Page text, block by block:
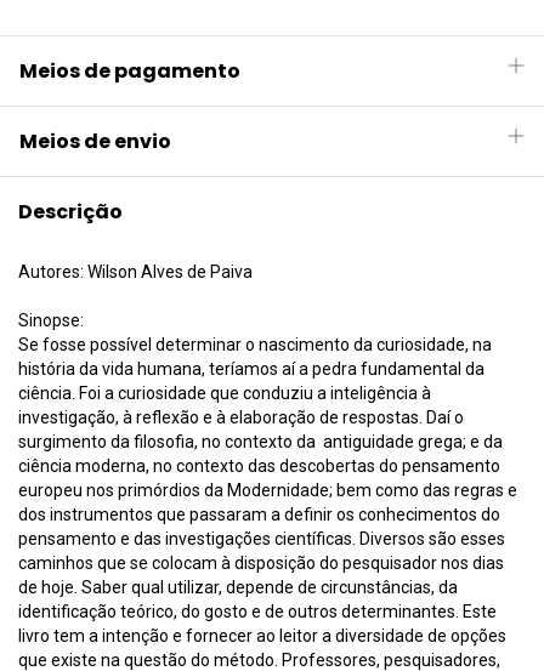
Meios de pagamento
Meios de envio
Descrição
Autores: Wilson Alves de Paiva
Sinopse:
Se fosse possível determinar o nascimento da curiosidade, na
história da vida humana, teríamos aí a pedra fundamental da
ciência. Foi a curiosidade que conduziu a inteligência à
investigação, à reflexão e à elaboração de respostas. Daí o
surgimento da filosofia, no contexto da antiguidade grega; e da
ciência moderna, no contexto das descobertas do pensamento
europeu nos primórdios da Modernidade; bem como das regras e
dos instrumentos que passaram a definir os conhecimentos do
pensamento e das investigações científicas. Diversos são esses
caminhos que se colocam à disposição do pesquisador nos dias
de hoje. Saber qual utilizar, depende de circunstâncias, da
identificação teórico, do gosto e de outros determinantes. Este
livro tem a intenção e fornecer ao leitor a diversidade de opções
que existe na questão do método. Professores, pesquisadores,